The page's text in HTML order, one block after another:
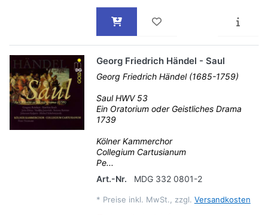
Georg Friedrich Händel - Saul
Georg Friedrich Händel (1685-1759)
Saul HWV 53
Ein Oratorium oder Geistliches Drama
1739
Kölner Kammerchor
Collegium Cartusianum
Pe...
Art.-Nr.
MDG 332 0801-2
* Preise inkl. MwSt., zzgl. Versandkosten